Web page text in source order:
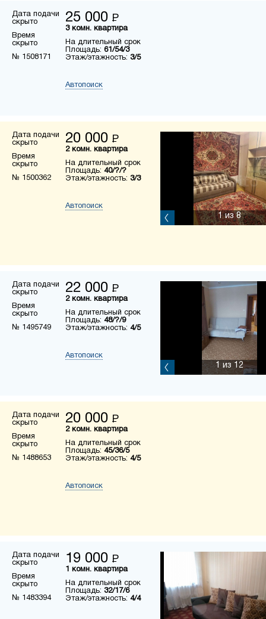
Дата подачи
скрыто
Время
скрыто
№ 1508171
25 000 Р
3 комн. квартира
На длительный срок
Площадь: 61/54/3
Этаж/этажность: 3/5
Автопоиск
Дата подачи
скрыто
Время
скрыто
№ 1500362
20 000 Р
2 комн. квартира
На длительный срок
Площадь: 40/?/?
Этаж/этажность: 3/3
Автопоиск
1из 8
Дата подачи
скрыто
Время
скрыто
№ 1495749
22 000 Р
2 комн. квартира
На длительный срок
Площадь: 48/?/9
Этаж/этажность: 4/5
Автопоиск
1 из 12
Дата подачи
скрыто
Время
скрыто
№ 1488653
20 000 Р
2 комн. квартира
На длительный срок
Площадь: 45/36/5
Этаж/этажность: 4/5
Автопоиск
Дата подачи
скрыто
Время
скрыто
№ 1483394
19 000 Р
1 комн. квартира
На длительный срок
Площадь: 32/17/6
Этаж/этажность: 4/4